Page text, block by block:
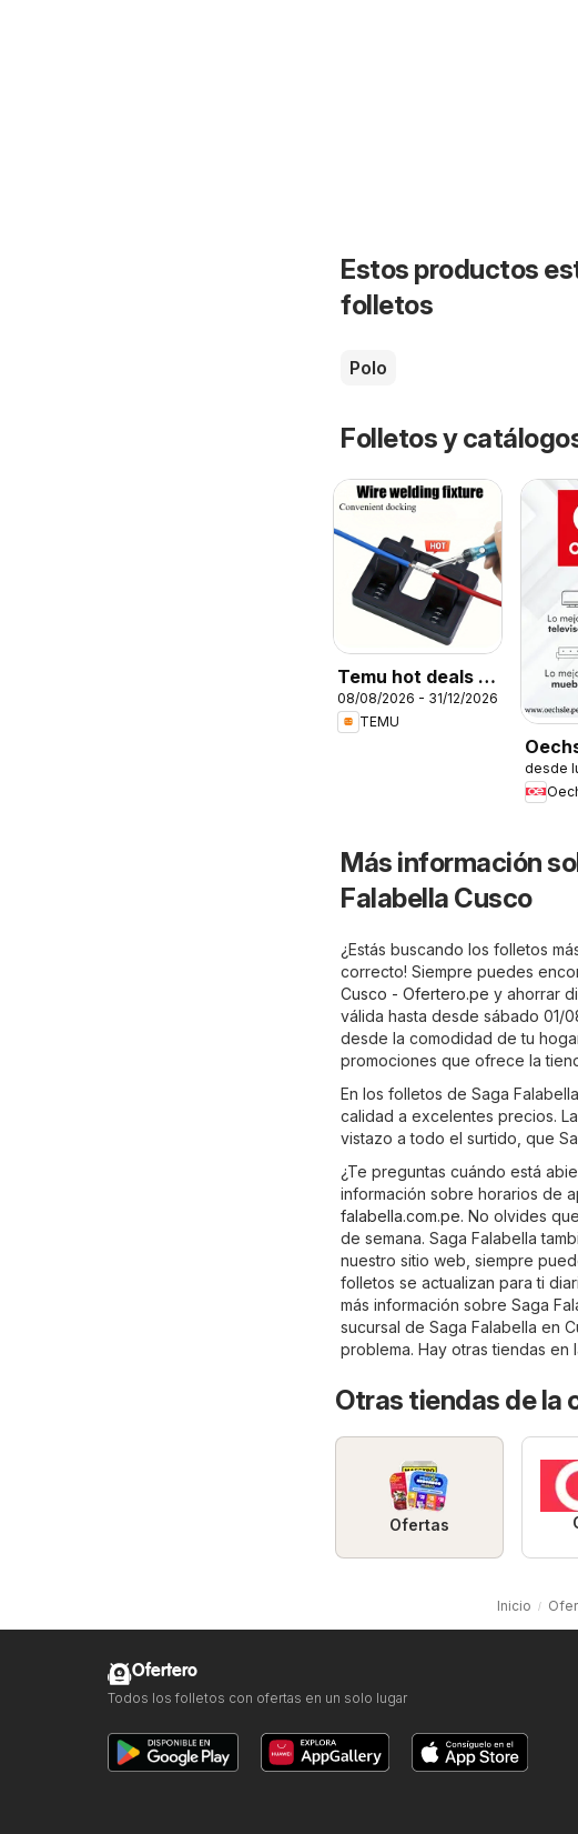
Estos productos
folletos
Polo
Folletos y
Temu hot deals –
Peru
08/08/2026 - 31/12/2026
TEMU
desde
Más información
Falabella Cusco
¿Estás buscando los folletos
correcto! Siempre puedes
Cusco - Ofertero.pe y ahorrar
válida hasta desde sábado 01/
desde la comodidad de tu
promociones que ofrece la
En los folletos de Saga
calidad a excelentes precios.
vistazo a todo el surtido, que
¿Te preguntas cuándo está
información sobre horarios de
falabella.com.pe. No olvides
de semana. Saga Falabella
nuestro sitio web, siempre
folletos se actualizan para ti
más información sobre Saga
sucursal de Saga Falabella en
problema. Hay otras tiendas en
Otras tiendas de la
Ofertas
Inicio
Ofertero
Todos los folletos con ofertas en un solo lugar